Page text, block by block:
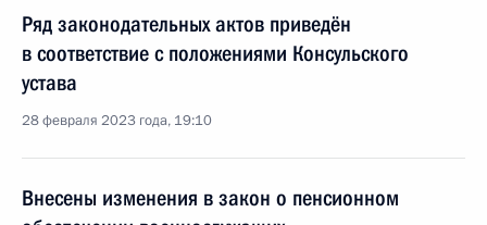
Ряд законодательных актов приведён
в соответствие с положениями Консульского
устава
28 февраля 2023 года, 19:10
Внесены изменения в закон о пенсионном